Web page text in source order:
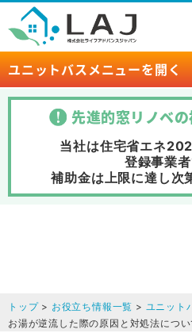
ユニットバスメニューを開く
先進的窓リノベ
当社は住宅省エネ
登録事業者
補助金は上限に達し次
トップ> お役立ち情報一覧 > ユニット
お湯が逆流した際の原因と対処法につ